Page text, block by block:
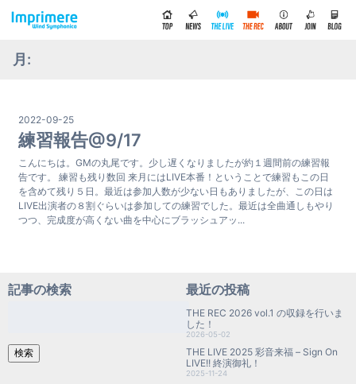
月:
2022-09-25
練習報告@9/17
こんにちは。GMの丸尾です。少し遅くなりましたが約１週間前の練習報
告です。 練習も残り数回 来月にはLIVE本番！ということで練習もこの日
を含めて残り５日。最近は参加人数が少ない日もありましたが、この日は
LIVE出演者の８割ぐらいは参加しての練習でした。最近は全曲通しもやり
つつ、完成度が高くない曲を中心にブラッシュアッ...
記事の検索
検索
最近の投稿
THE REC 2026 vol.1 の収録を行いま
した！
2026-05-02
THE LIVE 2025 彩音来福 – Sign On
LIVE!! 終演御礼！
2025-11-24